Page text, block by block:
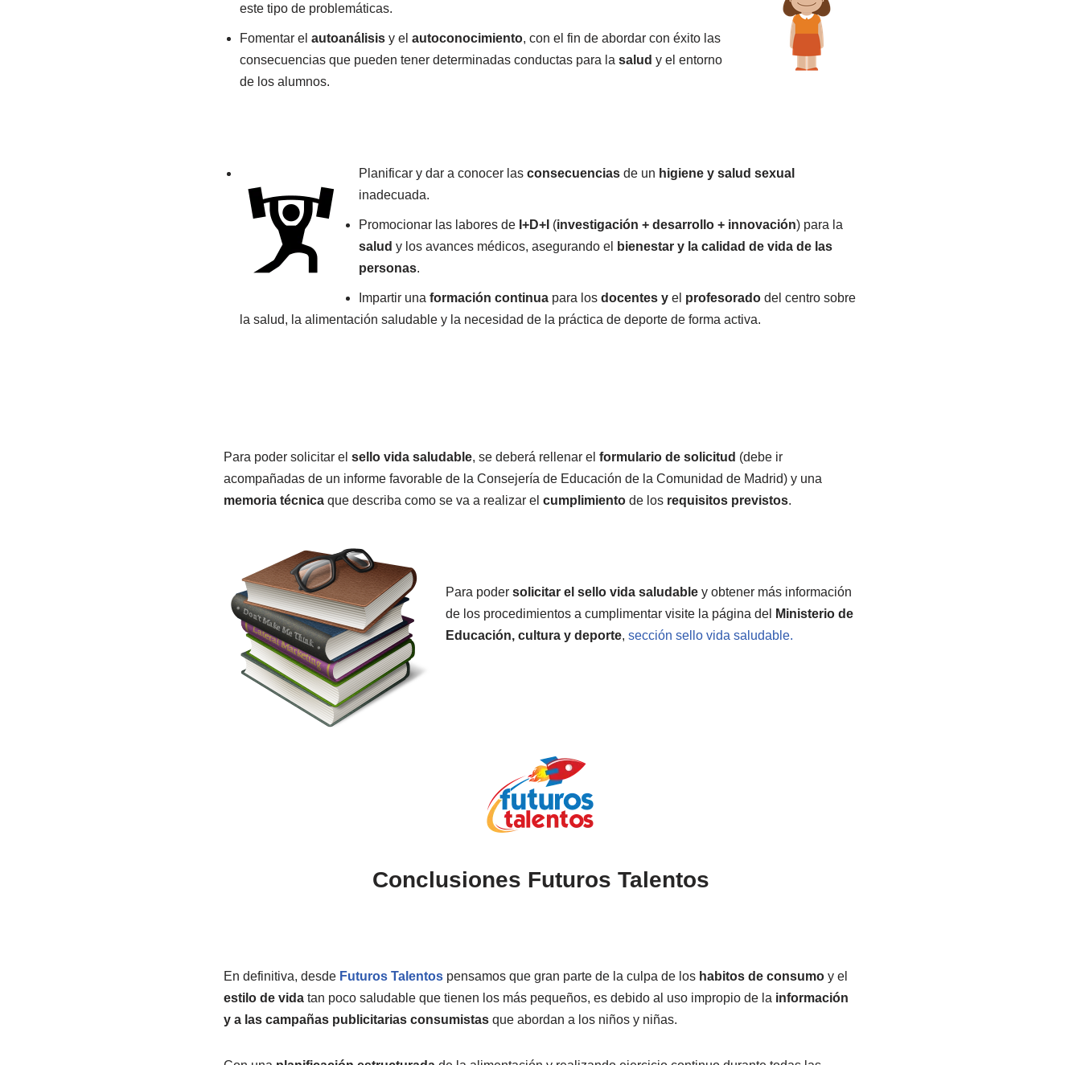
este tipo de problemáticas.
Fomentar el autoanálisisy el autoconocimiento, con el fin de abordar con éxito las
consecuencias que pueden tener determinadas conductas para la salud y el entorno
de los alumnos.
Planificar y dar a conocer las consecuenciasde un higiene y salud sexual
inadecuada.
Promocionar las labores de I+D+I (investigación + desarrollo + innovación) para la
salud y los avances médicos, asegurando el
bienestar y la calidad de vida de las
personas.
Impartir una formación continuapara los docentes yel profesoradodel centro sobre
la salud, la alimentación saludable y la necesidad de la práctica de deporte de forma activa.
Para poder solicitar el sello vida saludable, se deberá rellenar el formulario de solicitud (debe ir
acompañadas de un informe favorable de la Consejería de Educación de la Comunidad de Madrid) y una
memoria técnicaque describa como se va a realizar el cumplimientode los requisitos previstos.
Para poder solicitar el sello vida saludabley obtener más información
de los procedimientos a cumplimentar visite la página del
Ministerio de
Educación, cultura y deporte, sección sello vida saludable.
Conclusiones Futuros Talentos
En definitiva, desde Futuros Talentospensamos que gran parte de la culpa de los habitos de consumoy el
estilo de vidatan poco saludable que tienen los más pequeños, es debido al uso impropio de la información
y a las campañas publicitarias consumistasque abordan a los niños y niñas.